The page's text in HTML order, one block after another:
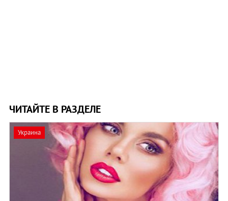
ЧИТАЙТЕ В РАЗДЕЛЕ
Украина